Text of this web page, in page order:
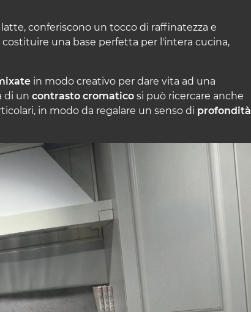
conferiscono un tocco di raffinatezza e
una base perfetta per l'intera cucina,
in modo creativo per dare vita ad una
di un contrasto cromatico si può ricercare anche
in modo da regalare un senso di profondità